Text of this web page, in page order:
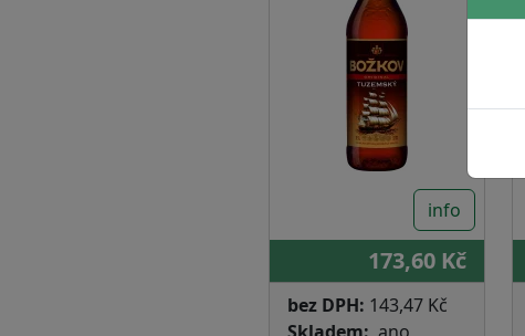
info
173,60 Kč
bez DPH: 143,47 Kč